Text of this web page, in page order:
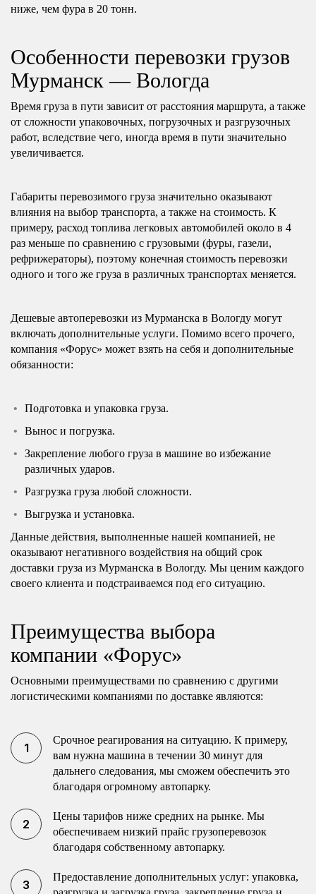
ниже, чем фура в 20 тонн.
Особенности перевозки грузов
Мурманск — Вологда
Время груза в пути зависит от расстояния маршрута, а также
от сложности упаковочных, погрузочных и разгрузочных
работ, вследствие чего, иногда время в пути значительно
увеличивается.
Габариты перевозимого груза значительно оказывают
влияния на выбор транспорта, а также на стоимость. К
примеру, расход топлива легковых автомобилей около в 4
раз меньше по сравнению с грузовыми (фуры, газели,
рефрижераторы), поэтому конечная стоимость перевозки
одного и того же груза в различных транспортах меняется.
Дешевые автоперевозки из Мурманска в Вологду могут
включать дополнительные услуги. Помимо всего прочего,
компания «Форус» может взять на себя и дополнительные
обязанности:
Подготовка и упаковка груза.
Вынос и погрузка.
Закрепление любого груза в машине во избежание
различных ударов.
Разгрузка груза любой сложности.
Выгрузка и установка.
Данные действия, выполненные нашей компанией, не
оказывают негативного воздействия на общий срок
доставки груза из Мурманска в Вологду. Мы ценим каждого
своего клиента и подстраиваемся под его ситуацию.
Преимущества выбора
компании «Форус»
Основными преимуществами по сравнению с другими
логистическими компаниями по доставке являются:
Срочное реагирования на ситуацию. К примеру,
вам нужна машина в течении 30 минут для
дальнего следования, мы сможем обеспечить это
благодаря огромному автопарку.
Цены тарифов ниже средних на рынке. Мы
обеспечиваем низкий прайс грузоперевозок
благодаря собственному автопарку.
Предоставление дополнительных услуг: упаковка,